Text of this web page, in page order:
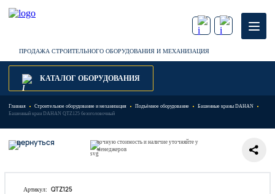
ПРОДАЖА СТРОИТЕЛЬНОГО ОБОРУДОВАНИЯ И МЕХАНИЗАЦИЯ
КАТАЛОГ ОБОРУДОВАНИЯ
Главная Строительное оборудование и механизация Подъёмное оборудование
Башенные краны DAHAN
Башенный кран DAHAN QTZ125 безоголовочный
вернуться
точную стоимость и наличие уточняйте у
менеджеров
Артикул: QTZ125